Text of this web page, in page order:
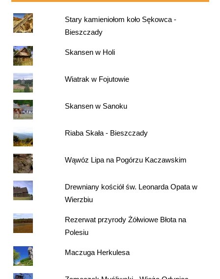
Stary kamieniołom koło Sękowca -
Bieszczady
Skansen w Holi
Wiatrak w Fojutowie
Skansen w Sanoku
Riaba Skała - Bieszczady
Wąwóz Lipa na Pogórzu Kaczawskim
Drewniany kościół św. Leonarda Opata w
Wierzbiu
Rezerwat przyrody Żółwiowe Błota na
Polesiu
Maczuga Herkulesa